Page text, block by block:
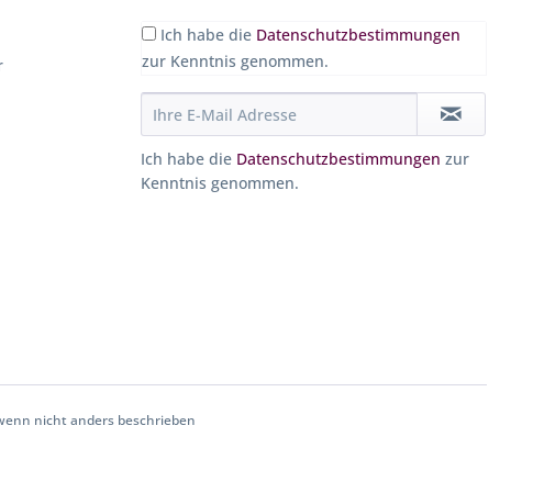
Ich habe die Datenschutzbestimmungen
zur Kenntnis genommen.
Ich habe die Datenschutzbestimmungen zur
Kenntnis genommen.
nicht anders beschrieben